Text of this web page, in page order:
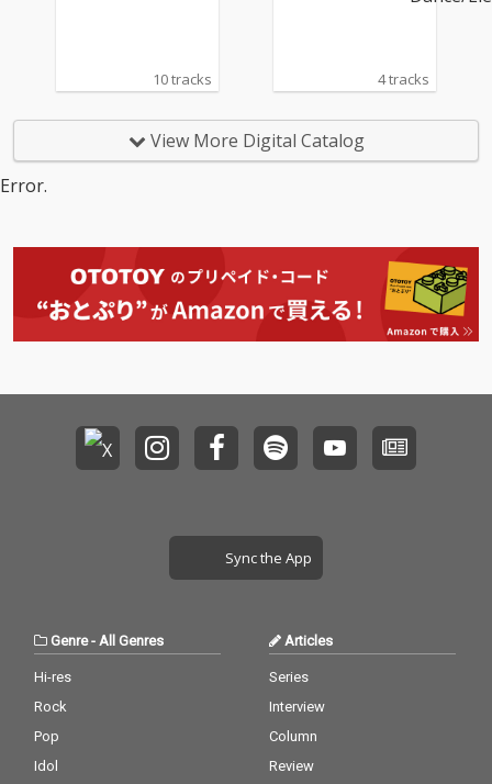
10 tracks 4 tracks
View More Digital Catalog
Error.
Sync the App
Genre-All Genres
Hi-res
Rock
Pop
Idol
Articles
Series
Interview
Column
Review